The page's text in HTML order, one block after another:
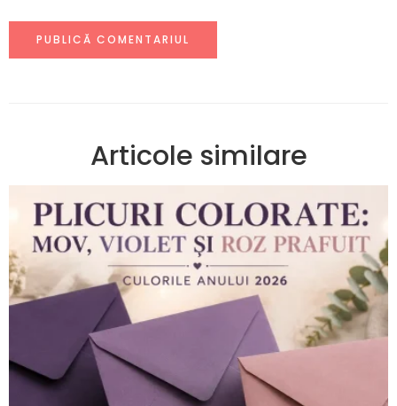
Articole similare